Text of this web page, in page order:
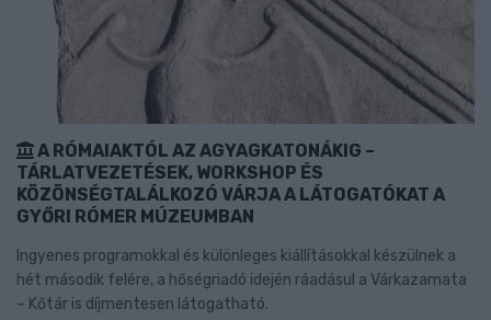
A RÓMAIAKTÓL AZ AGYAGKATONÁKIG –
TÁRLATVEZETÉSEK, WORKSHOP ÉS
KÖZÖNSÉGTALÁLKOZÓ VÁRJA A LÁTOGATÓKAT A
GYŐRI RÓMER MÚZEUMBAN
Ingyenes programokkal és különleges kiállításokkal készülnek a
hét második felére, a hőségriadó idején ráadásul a Várkazamata
– Kőtár is díjmentesen látogatható.